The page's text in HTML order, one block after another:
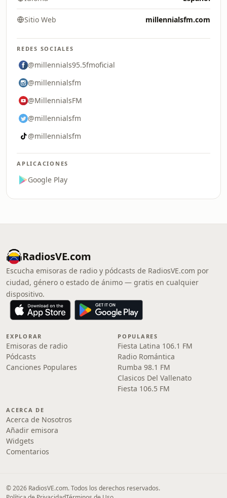
Sitio Web millennialsfm.com
REDES SOCIALES
@millennials95.5fmoficial
@millennialsfm
@MillennialsFM
@millennialsfm
@millennialsfm
APLICACIONES
Google Play
RadiosVE.com
Escucha emisoras de radio y pódcasts de RadiosVE.com por
ciudad, género o estado de ánimo — gratis en cualquier
dispositivo.
EXPLORAR
Emisoras de radio
Pódcasts
Canciones Populares
POPULARES
Fiesta Latina 106.1 FM
Radio Romántica
Rumba 98.1 FM
Clasicos Del Vallenato
Fiesta 106.5 FM
ACERCA DE
Acerca de Nosotros
Añadir emisora
Widgets
Comentarios
© 2026 RadiosVE.com. Todos los derechos reservados.